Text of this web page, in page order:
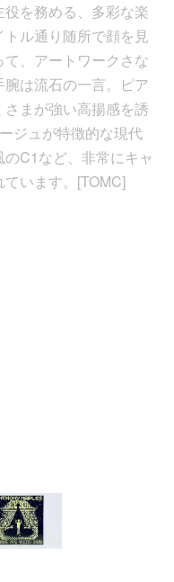
を務める、多彩な楽
ル通り随所で顔を見
、アートワークさな
は流石の一言。ピア
まが強い高揚感を誘
ジュが特徴的な現代
C1など、非常にキャ
います。[TOMC]